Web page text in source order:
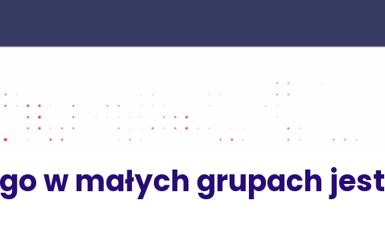
w małych grupach jest